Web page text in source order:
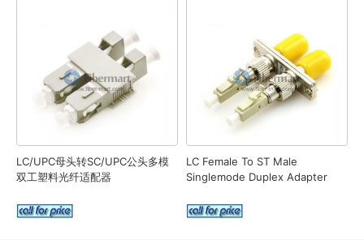
LC/UPC母头转SC/UPC公头多模
双工塑料光纤适配器
LC Female To ST Male
Singlemode Duplex Adapter